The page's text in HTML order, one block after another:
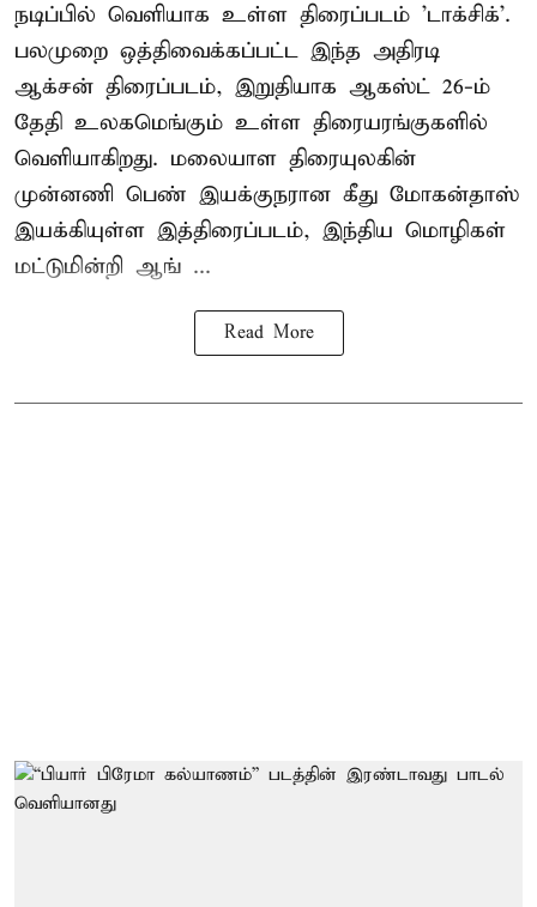
நடிப்பில் வெளியாக உள்ள திரைப்படம் 'டாக்சிக்'.
பலமுறை ஒத்திவைக்கப்பட்ட இந்த அதிரடி
ஆக்சன் திரைப்படம், இறுதியாக ஆகஸ்ட் 26-ம்
தேதி உலகமெங்கும் உள்ள திரையரங்குகளில்
வெளியாகிறது. மலையாள திரையுலகின்
முன்னணி பெண் இயக்குநரான கீது மோகன்தாஸ்
இயக்கியுள்ள இத்திரைப்படம், இந்திய மொழிகள்
மட்டுமின்றி ஆங் ...
Read More